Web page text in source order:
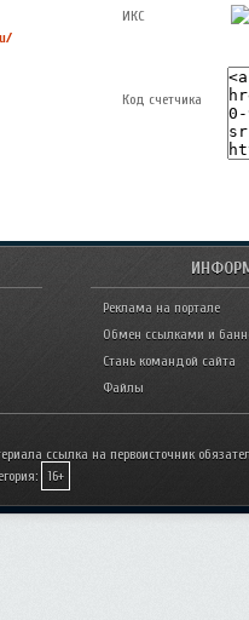
ИКС
Код счетчика
Реклама на портале
Обмен ссылками и
Стань командой сайта
Файлы
ссылка на первоисточник
16+